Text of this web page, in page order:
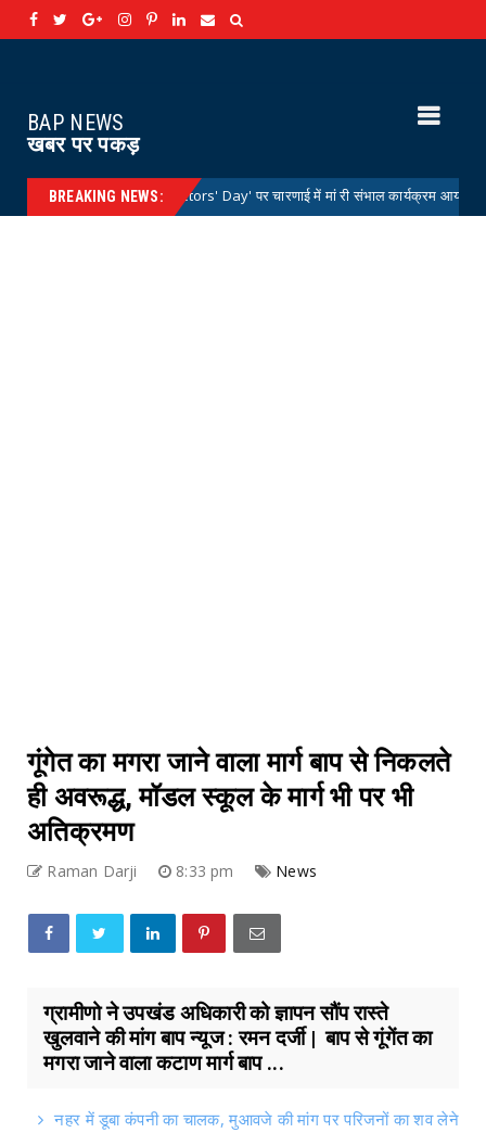
BAP NEWS
खबर पर पकड़
BREAKING NEWS:
'National Doctors' Day' पर चारणाई में मां री संभाल कार्यक्रम आयोजित News
गूंगेत का मगरा जाने वाला मार्ग बाप से निकलते
ही अवरूद्ध, मॉडल स्कूल के मार्ग भी पर भी
अतिक्रमण
Raman Darji 8:33 pm News
ग्रामीणो ने उपखंड अधिकारी को ज्ञापन सौंप रास्ते
खुलवाने की मांग बाप न्यूज : रमन दर्जी | बाप से गूंगेंत का
मगरा जाने वाला कटाण मार्ग बाप ...
नहर में डूबा कंपनी का चालक, मुआवजे की मांग पर परिजनों का शव लेने